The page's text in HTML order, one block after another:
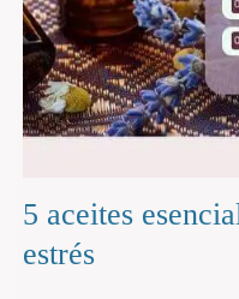
5 aceites
estrés